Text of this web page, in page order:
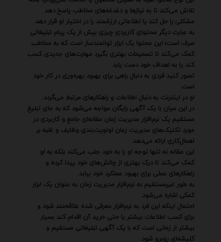
تلاش می‌کند تا به نیازها و دغدغه‌های مخاطب پاسخ دهد
مشکلی را حل کند یا اطلاعاتی ارزشمند را در اختیار او قرار دهد.
به عبارت دیگر محتوای کاربردی چیزی بیش از یک پیام تبلیغاتی
صرف است؛ این محتوا یک ابزار توانمندساز است که به مخاطب
کمک می‌کند تا تصمیمات بهتری بگیرد مهارت‌های جدیدی کسب
کند یا به اهداف خود دست یابد.
تصور کنید فردی به دنبال راهی برای بهبود بهره‌وری در کار خود
است.
او در اینترنت به دنبال اطلاعات و راهکارهای مرتبط می‌گردد.
در این میان با یک آگهی رایگان مواجه می‌شود که به جای تبلیغ
مستقیم یک نرم‌افزار مدیریت زمان مقاله‌ای جامع و کاربردی در
مورد تکنیک‌های مدیریت زمان اولویت‌بندی وظایف و غلبه بر
اهمال‌کاری ارائه می‌دهد.
این مقاله نه تنها توجه او را به خود جلب می‌کند بلکه به او
کمک می‌کند تا درک بهتری از چالش‌های خود پیدا کرده و
راهکارهای عملی برای بهبود عملکرد خود بیابد.
به طور غیرمستقیم به نرم‌افزار مدیریت زمان به عنوان یک ابزار
کمکی اشاره می‌شود.
احتمال اینکه این فرد به نرم‌افزار معرفی شده علاقه‌مند شود و
برای کسب اطلاعات بیشتر یا حتی خرید آن اقدام کند بسیار
بیشتر از زمانی است که با یک آگهی تبلیغاتی مستقیم و
کلیشه‌ای روبرو شود.